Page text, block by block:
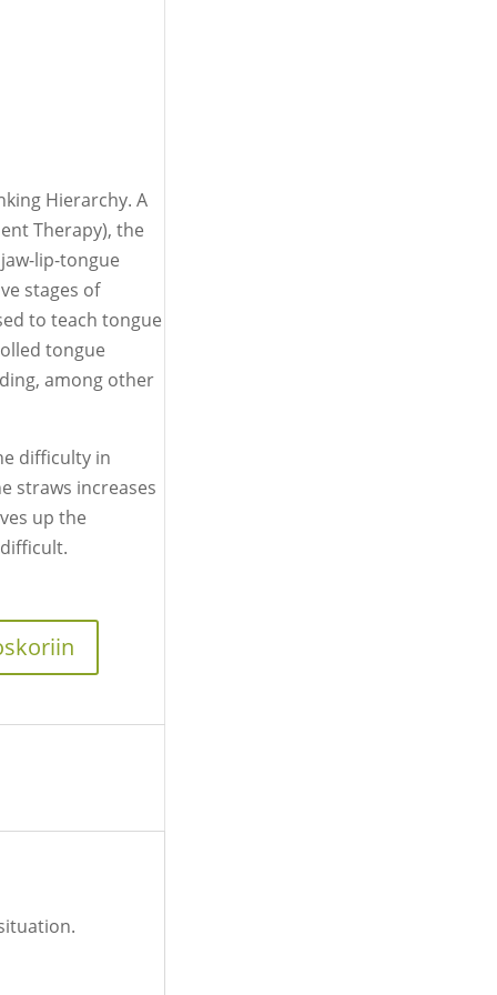
Hierarchy. A
Therapy), the
lip-tongue
stages of
to teach tongue
tongue
among other
difficulty in
straws increases
up the